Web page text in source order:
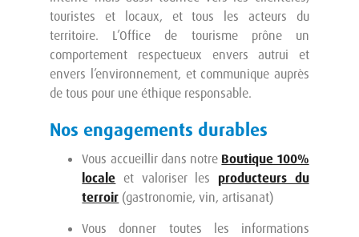
touristes et locaux, et tous les acteurs du
territoire. L’Office de tourisme prône un
comportement respectueux envers autrui et
envers l’environnement, et communique auprès
de tous pour une éthique responsable.
Nos engagements durables
Vous accueillir dans notre Boutique 100%
locale et valoriser les producteurs du
terroir (gastronomie, vin, artisanat)
Vous donner toutes les informations